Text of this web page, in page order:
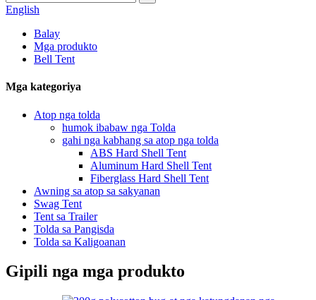
English
Balay
Mga produkto
Bell Tent
Mga kategoriya
Atop nga tolda
humok ibabaw nga Tolda
gahi nga kabhang sa atop nga tolda
ABS Hard Shell Tent
Aluminum Hard Shell Tent
Fiberglass Hard Shell Tent
Awning sa atop sa sakyanan
Swag Tent
Tent sa Trailer
Tolda sa Pangisda
Tolda sa Kaligoanan
Gipili nga mga produkto